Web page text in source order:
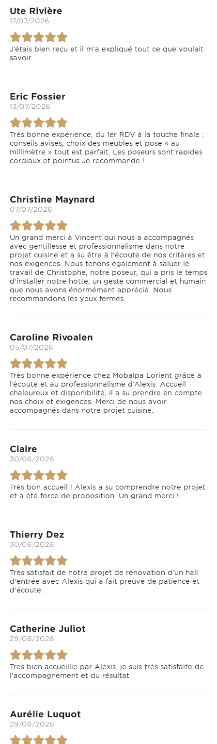
Ute Rivière
17/07/2026
J’étais bien reçu et il m’a expliqué tout ce que voulait
savoir
Eric Fossier
13/07/2026
Très bonne expérience, du 1er RDV à la touche finale :
conseils avisés, choix des meubles et pose « au
millimètre » tout est parfait. Les poseurs sont rapides
cordiaux et pointus Je recommande !
Christine Maynard
07/07/2026
Un grand merci à Vincent qui nous a accompagnés
avec gentillesse et professionnalisme dans notre
projet cuisine et a su être à l'écoute de nos critères et
nos exigences. Nous tenons également à saluer le
travail de Christophe, notre poseur, qui a pris le temps
d'installer notre hotte, un geste commercial et humain
que nous avons énormément apprécié. Nous
recommandons les yeux fermés.
Caroline Rivoalen
05/07/2026
Très bonne expérience chez Mobalpa Lorient grâce à
l’écoute et au professionnalisme d’Alexis. Accueil
chaleureux et disponibilité, il a su prendre en compte
nos choix et exigences. Merci de nous avoir
accompagnés dans notre projet cuisine.
Claire
30/06/2026
Très bon accueil ! Alexis a su comprendre notre projet
et a été force de proposition. Un grand merci !
Thierry Dez
30/06/2026
Très satisfait de notre projet de rénovation d'un hall
d'entrée avec Alexis qui a fait preuve de patience et
d'écoute.
Catherine Juliot
29/06/2026
Tres bien accueillie par Alexis .je suis très satisfaite de
l'accompagnement et du résultat
Aurélie Luquot
29/06/2026